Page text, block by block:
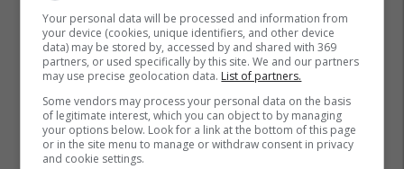
Your personal data will be processed and information from
your device (cookies, unique identifiers, and other device
data) may be stored by, accessed by and shared with 369
partners, or used specifically by this site. We and our partners
may use precise geolocation data. List of partners.
Some vendors may process your personal data on the basis
of legitimate interest, which you can object to by managing
your options below. Look for a link at the bottom of this page
or in the site menu to manage or withdraw consent in privacy
and cookie settings.